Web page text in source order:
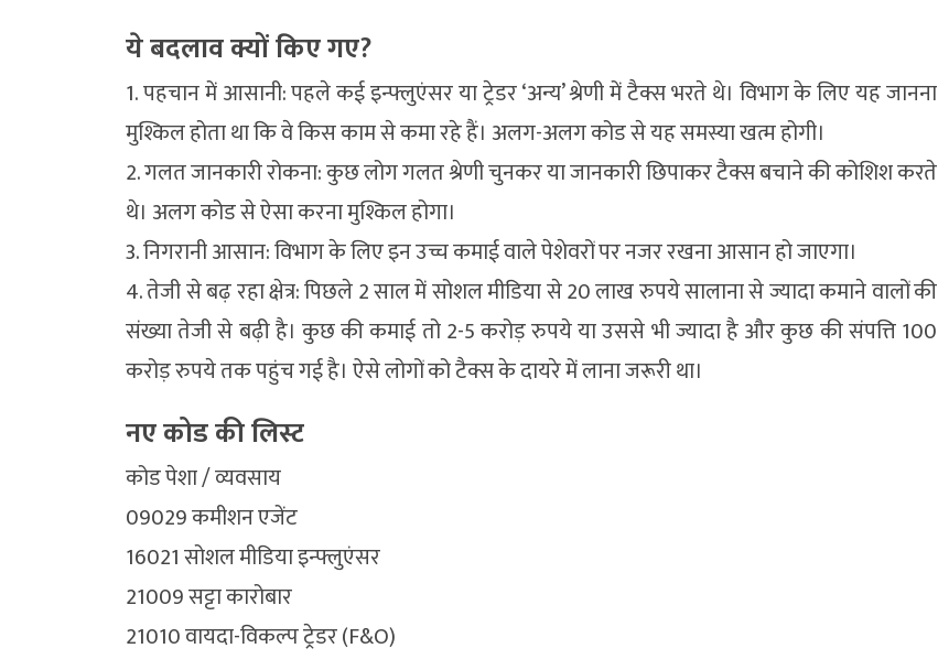
ये बदलाव क्यों किए गए?
1. पहचान में आसानी: पहले कई इन्फ्लुएंसर या ट्रेडर ‘अन्य’ श्रेणी में टैक्स भरते थे। विभाग के लिए यह जानना
मुश्किल होता था कि वे किस काम से कमा रहे हैं। अलग-अलग कोड से यह समस्या खत्म होगी।
2. गलत जानकारी रोकना: कुछ लोग गलत श्रेणी चुनकर या जानकारी छिपाकर टैक्स बचाने की कोशिश करते
थे। अलग कोड से ऐसा करना मुश्किल होगा।
3. निगरानी आसान: विभाग के लिए इन उच्च कमाई वाले पेशेवरों पर नजर रखना आसान हो जाएगा।
4. तेजी से बढ़ रहा क्षेत्र: पिछले 2 साल में सोशल मीडिया से 20 लाख रुपये सालाना से ज्यादा कमाने वालों की
संख्या तेजी से बढ़ी है। कुछ की कमाई तो 2-5 करोड़ रुपये या उससे भी ज्यादा है और कुछ की संपत्ति 100
करोड़ रुपये तक पहुंच गई है। ऐसे लोगों को टैक्स के दायरे में लाना जरूरी था।
नए कोड की लिस्ट
कोड पेशा / व्यवसाय
09029 कमीशन एजेंट
16021 सोशल मीडिया इन्फ्लुएंसर
21009 सट्टा कारोबार
21010 वायदा-विकल्प ट्रेडर (F&O)